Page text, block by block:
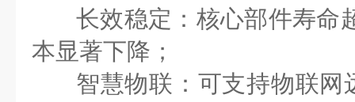
长效稳定 ：核心部件寿命
本显著下降；
智慧物联 ：可支持物联